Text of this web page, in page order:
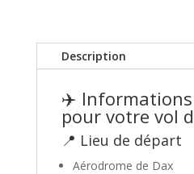
–
Lionceau
Description
✈️
pour votre vol
📍 Lieu de départ
Aérodrome de Dax